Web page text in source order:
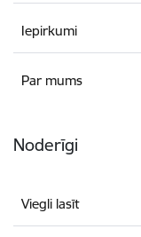
Iepirkumi
Par mums
Noderīgi
Viegli lasīt